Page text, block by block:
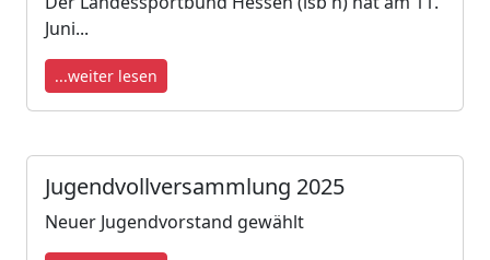
Juni...
...weiter lesen
Jugendvollversammlung 2025
Neuer Jugendvorstand gewählt